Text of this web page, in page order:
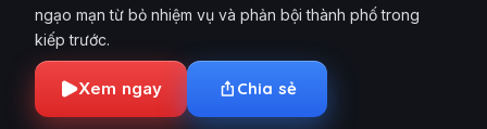
ngạo mạn từ bỏ nhiệm vụ và phản bội thành phố trong
kiếp trước.
Xem ngay Chia sẻ